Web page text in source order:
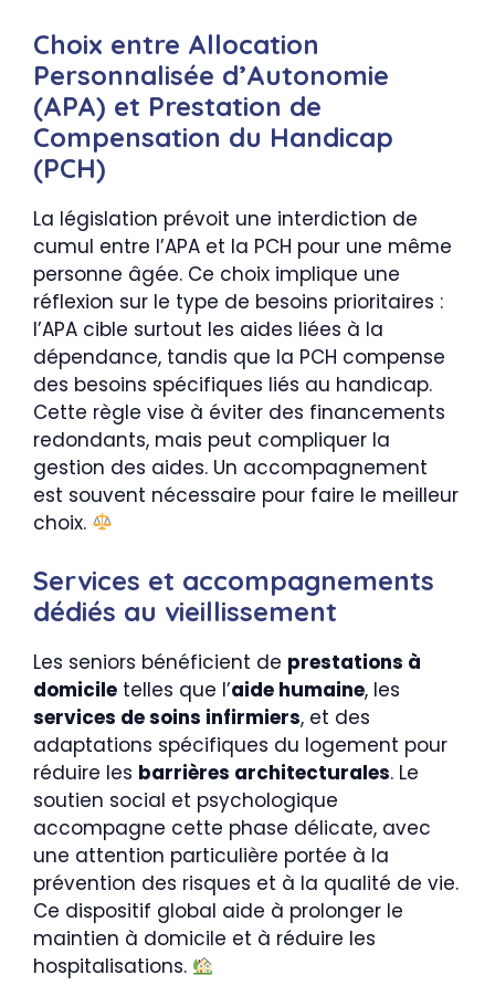
Choix entre Allocation
Personnalisée d’Autonomie
(APA) et Prestation de
Compensation du Handicap
(PCH)
La législation prévoit une interdiction de
cumul entre l’APA et la PCH pour une même
personne âgée. Ce choix implique une
réflexion sur le type de besoins prioritaires :
l’APA cible surtout les aides liées à la
dépendance, tandis que la PCH compense
des besoins spécifiques liés au handicap.
Cette règle vise à éviter des financements
redondants, mais peut compliquer la
gestion des aides. Un accompagnement
est souvent nécessaire pour faire le meilleur
choix.
Services et accompagnements
dédiés au vieillissement
Les seniors bénéficient de prestations à
domicile telles que l’aide humaine, les
services de soins infirmiers, et des
adaptations spécifiques du logement pour
réduire les barrières architecturales. Le
soutien social et psychologique
accompagne cette phase délicate, avec
une attention particulière portée à la
prévention des risques et à la qualité de vie.
Ce dispositif global aide à prolonger le
maintien à domicile et à réduire les
hospitalisations.